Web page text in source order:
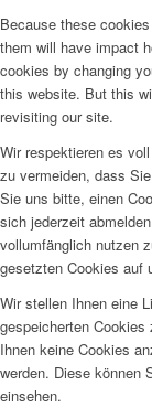
Because these
them will have impact
cookies by changing
this website. But this
revisiting our site.
Wir respektieren es
zu vermeiden, dass
Sie uns bitte, einen
sich jederzeit
vollumfänglich nutzen
gesetzten Cookies auf
Wir stellen Ihnen eine
gespeicherten Cookies
Ihnen keine Cookies
werden. Diese können
einsehen.